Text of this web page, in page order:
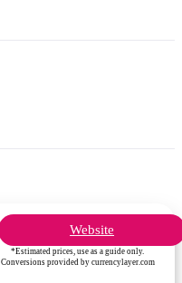
Website
*Estimated prices, use as a guide only.
Conversions provided by currencylayer.com